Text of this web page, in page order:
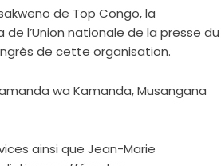
de Top Congo, la
l’Union nationale de la presse du
de cette organisation.
wa Kamanda, Musangana
ainsi que Jean-Marie